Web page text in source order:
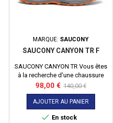
MARQUE: SAUCONY
SAUCONY CANYON TR F
SAUCONY CANYON TR Vous êtes
à la recherche d'une chaussure
qui puisse vous accompagner
autant sur la route que pour du
trail ? Alors voici la CANYON TR
qui saura vous suivre sur
différents terrains et ainsi
Prix
98,00 € Prix
de
base
140,00 €
AJOUTER AU PANIER
 En stock